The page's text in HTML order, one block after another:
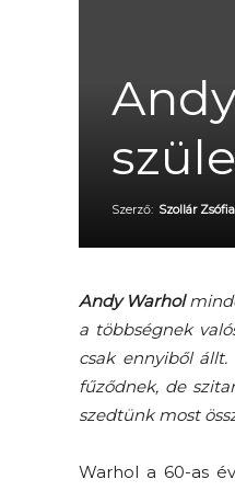
Szerző: Szollár Zsófia
Andy Warhol
a többségnek
csak ennyiből
fűződnek, de
szedtünk most
Warhol a 60-as